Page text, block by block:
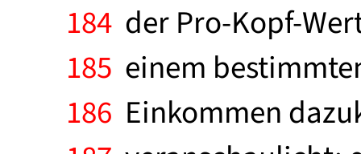
184 der Pro-Kopf-
185 einem
186 Einkommen